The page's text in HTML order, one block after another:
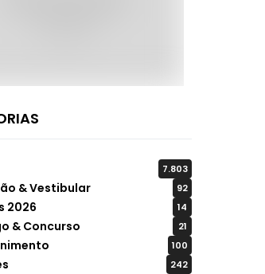
7.803
& Vestibular 92
2026 14
& Concurso 21
100
242